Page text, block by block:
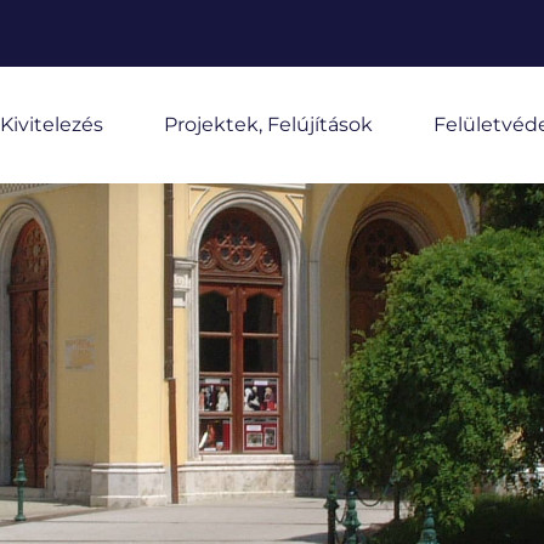
Kivitelezés Projektek, Felújítások